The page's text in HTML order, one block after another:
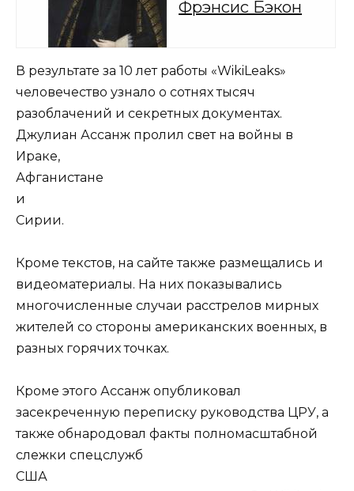
Фрэнсис Бэкон
В результате за 10 лет работы «WikiLeaks»
человечество узнало о сотнях тысяч
разоблачений и секретных документах.
Джулиан Ассанж пролил свет на войны в
Ираке,
Афганистане
и
Сирии.
Кроме текстов, на сайте также размещались и
видеоматериалы. На них показывались
многочисленные случаи расстрелов мирных
жителей со стороны американских военных, в
разных горячих точках.
Кроме этого Ассанж опубликовал
засекреченную переписку руководства ЦРУ, а
также обнародовал факты полномасштабной
слежки спецслужб
США